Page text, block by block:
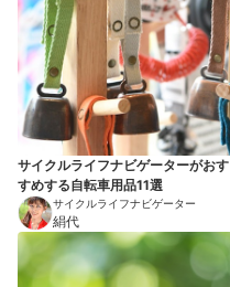
サイクルライフナビゲーターがおす
すめする自転車用品11選
サイクルライフナビゲーター
絹代